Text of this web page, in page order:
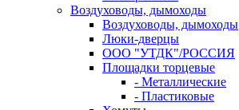
Воздуховоды, дымоходы
Воздуховоды, дымоходы
Люки-дверцы
ООО "УТДК"/РОССИЯ
Площадки торцевые
- Металлические
- Пластиковые